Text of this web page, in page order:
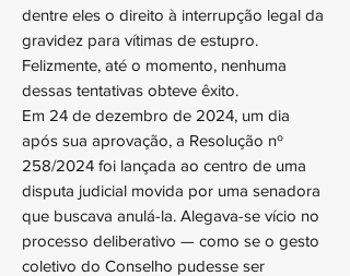
dentre eles o direito à interrupção legal da
gravidez para vítimas de estupro.
Felizmente, até o momento, nenhuma
dessas tentativas obteve êxito.
Em 24 de dezembro de 2024, um dia
após sua aprovação, a Resolução nº
258/2024 foi lançada ao centro de uma
disputa judicial movida por uma senadora
que buscava anulá-la. Alegava-se vício no
processo deliberativo — como se o gesto
coletivo do Conselho pudesse ser